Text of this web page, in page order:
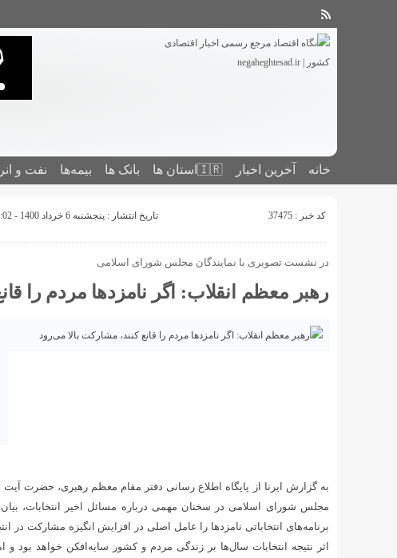
خانه آخرین اخبار 🇮🇷استان ‌ها بانک ها بیمه‌ها نفت و
کد خبر : 37475 تاریخ انتشار : پنجشنبه 6 خرداد 1400 - 14:02
در نشست تصویری با نمایندگان مجلس شورای اسلامی
رهبر معظم انقلاب: اگر نامزدها مردم را
به گزارش ایرنا از پایگاه اطلاع رسانی دفتر مقام معظم رهبری، حضرت آیت
مجلس شورای اسلامی در سخنان مهمی درباره مسائل اخیر انتخابات،
برنامه‌های انتخاباتی نامزدها را عامل اصلی در افزایش انگیزه مشارکت در